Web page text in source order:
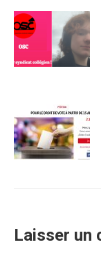
Laisser un